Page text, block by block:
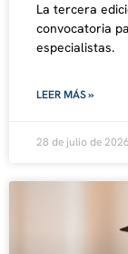
La tercera
convocatoria
especialistas.
LEER MÁS »
28 de julio de 2026